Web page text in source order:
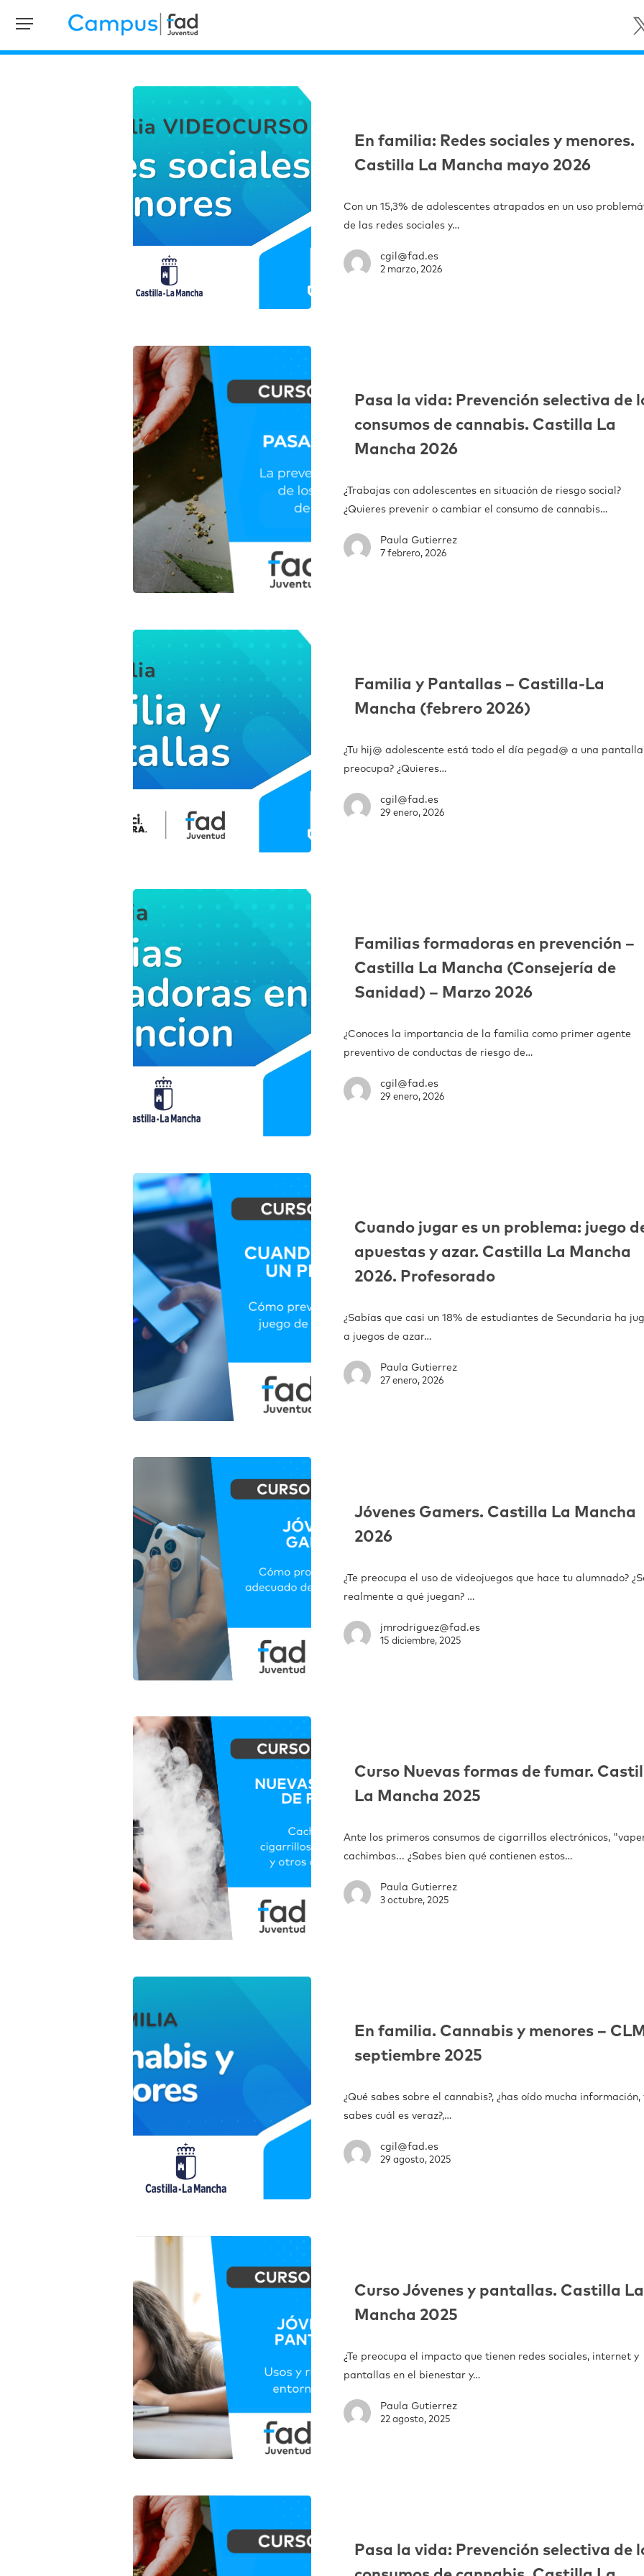
En familia: Redes sociales y menores.
Castilla La Mancha mayo 2026
Con un 15,3% de adolescentes atrapados en un uso
de las redes sociales y…
cgil@fad.es
2 marzo, 2026
Pasa la vida: Prevención selectiva de
consumos de cannabis. Castilla La
Mancha 2026
¿Trabajas con adolescentes en situación de riesgo social?
¿Quieres prevenir o cambiar el consumo de cannabis…
Paula Gutierrez
7 febrero, 2026
Familia y Pantallas – Castilla-La
Mancha (febrero 2026)
¿Tu hij@ adolescente está todo el día pegad@ a una
preocupa? ¿Quieres…
cgil@fad.es
29 enero, 2026
Familias formadoras en prevención –
Castilla La Mancha (Consejería de
Sanidad) – Marzo 2026
¿Conoces la importancia de la familia como primer agente
preventivo de conductas de riesgo de…
cgil@fad.es
29 enero, 2026
Cuando jugar es un problema: juego
apuestas y azar. Castilla La Mancha
2026. Profesorado
¿Sabías que casi un 18% de estudiantes de Secundaria ha
a juegos de azar…
Paula Gutierrez
27 enero, 2026
Jóvenes Gamers. Castilla La Mancha
2026
¿Te preocupa el uso de videojuegos que hace tu alumnado?
realmente a qué juegan? …
jmrodriguez@fad.es
15 diciembre, 2025
Curso Nuevas formas de fumar.
La Mancha 2025
Ante los primeros consumos de cigarrillos electrónicos,
cachimbas... ¿Sabes bien qué contienen estos…
Paula Gutierrez
3 octubre, 2025
En familia. Cannabis y menores –
septiembre 2025
¿Qué sabes sobre el cannabis?, ¿has oído mucha información,
sabes cuál es veraz?,…
cgil@fad.es
29 agosto, 2025
Curso Jóvenes y pantallas. Castilla La
Mancha 2025
¿Te preocupa el impacto que tienen redes sociales, internet y
pantallas en el bienestar y…
Paula Gutierrez
22 agosto, 2025
Pasa la vida: Prevención selectiva de